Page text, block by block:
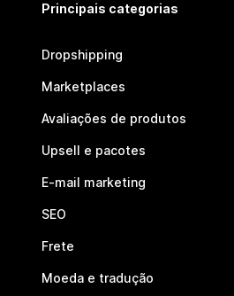
Principais categorias
Dropshipping
Marketplaces
Avaliações de produtos
Upsell e pacotes
E-mail marketing
SEO
Frete
Moeda e tradução